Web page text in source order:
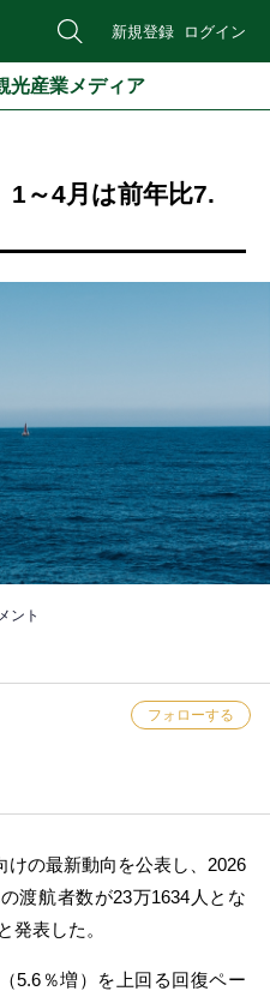
新規登録 ログイン
光産業メディア
1～4月は前年比7.
ント
フォローする
の最新動向を公表し、2026
渡航者数が23万1634人とな
発表した。
5.6％増）を上回る回復ペー